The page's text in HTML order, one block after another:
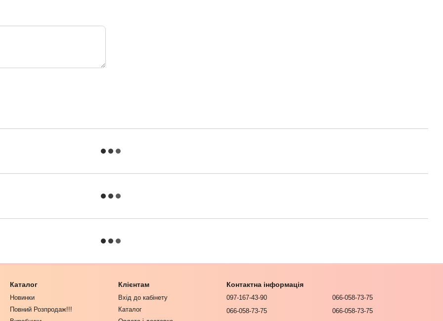
Каталог
Новинки
Повний Розпродаж!!!
Клієнтам
Вхід до кабінету
Каталог
Контактна інформація
097-167-43-90
066-058-73-75
066-058-73-75
066-058-73-75